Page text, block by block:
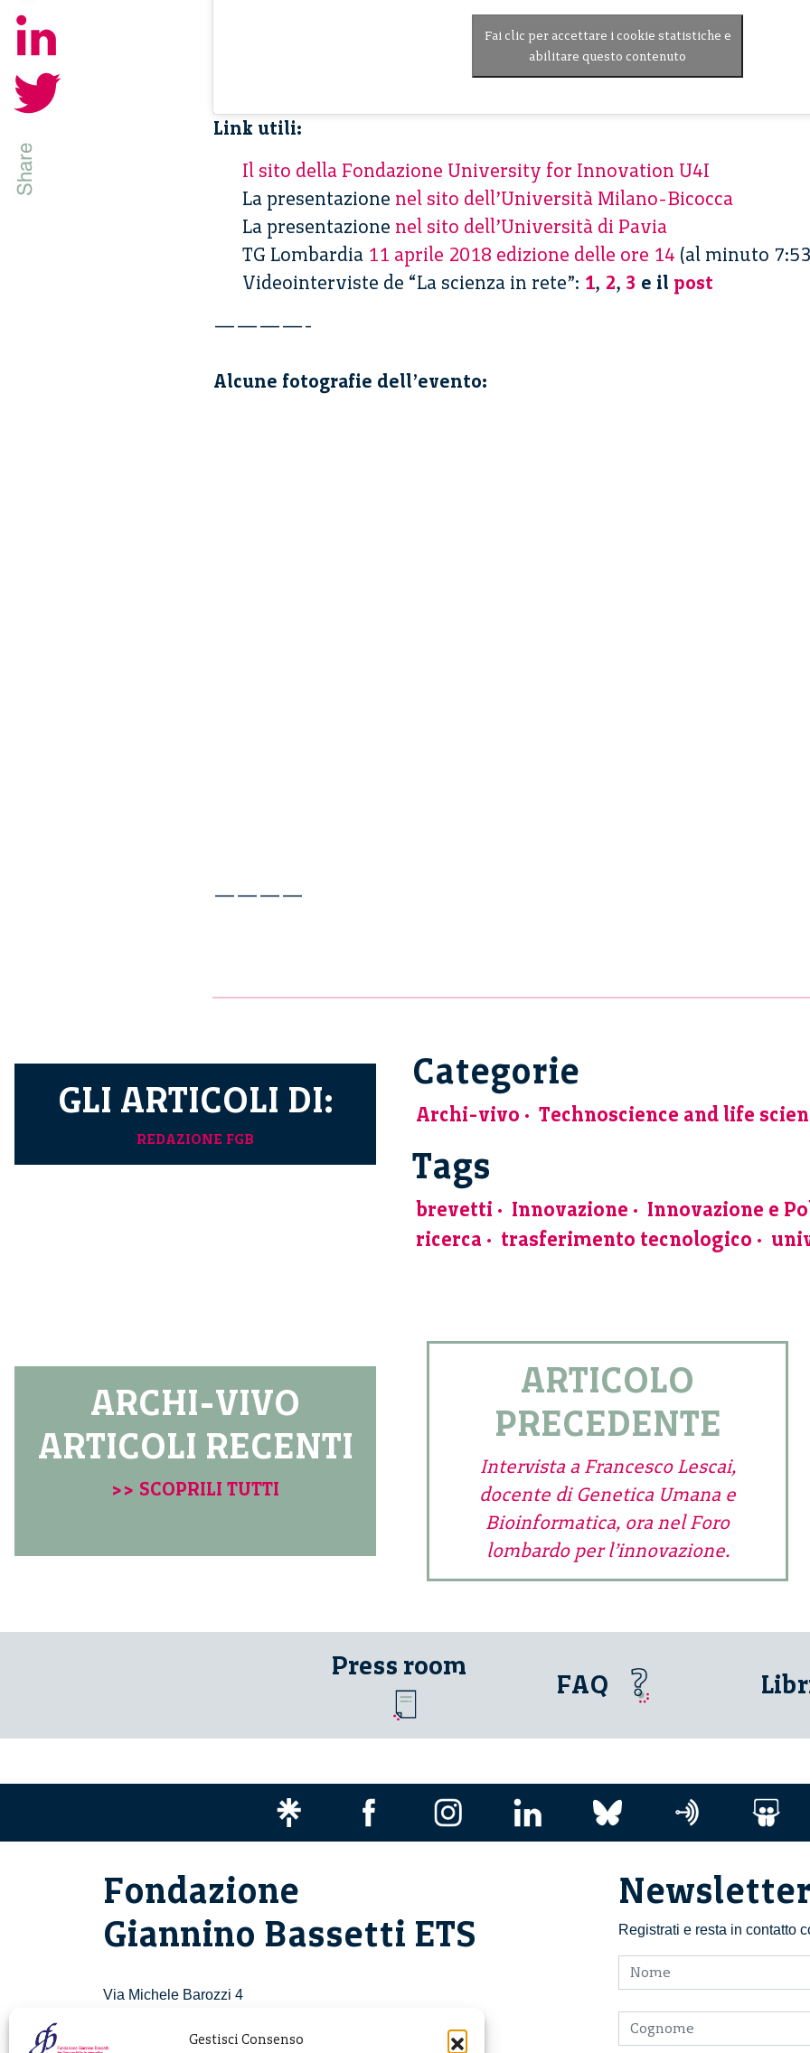
Gestisci Consenso
Fai clic per accettare i cookie statistiche e
abilitare questo contenuto
Link utili:
Il sito della Fondazione University for Innovation U4I
La presentazione nel sito dell’Università Milano-Bicocca
La presentazione nel sito dell’Università di Pavia
TG Lombardia 11 aprile 2018 edizione delle ore 14 (al minuto
Videointerviste de “La scienza in rete”: 1, 2, 3 e il post
————-
Alcune fotografie dell’evento:
————
GLI ARTICOLI DI:
REDAZIONE FGB
Categorie
Archi-vivo Technoscience and life
Tags
brevetti Innovazione
Innovazione e
ricerca
trasferimento tecnologico
ARCHI-VIVO
ARTICOLI RECENTI
>> SCOPRILI TUTTI
ARTICOLO
PRECEDENTE
Intervista a Francesco Lescai,
docente di Genetica Umana e
Bioinformatica, ora nel Foro
lombardo per l’innovazione.
Press room
FAQ
Registrati e resta in contatto
Fondazione
Giannino Bassetti ETS
Via Michele Barozzi 4
T. +39 02 781933